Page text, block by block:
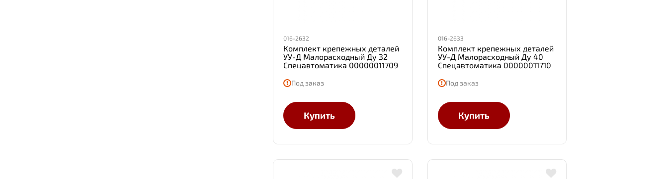
016-2632
Комплект крепежных деталей
УУ-Д Малорасходный Ду 32
Спецавтоматика 00000011709
Под заказ
Купить
016-2633
Комплект крепежных деталей
УУ-Д Малорасходный Ду 40
Спецавтоматика 00000011710
Под заказ
Купить